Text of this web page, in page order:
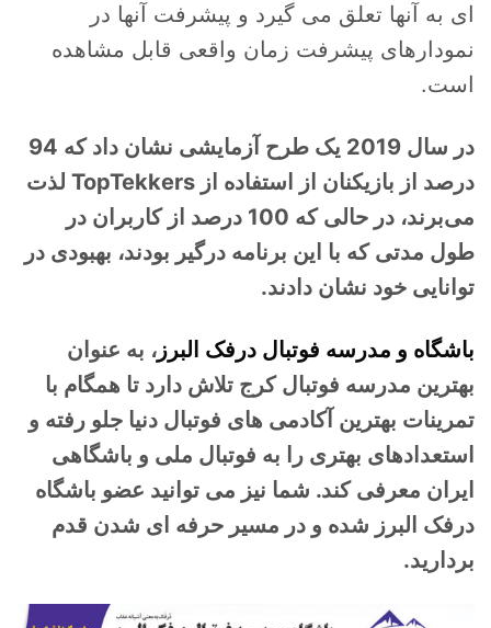
ای به آنها تعلق می گیرد و پیشرفت آنها در
نمودارهای پیشرفت زمان واقعی قابل مشاهده
است.
در سال 2019 یک طرح آزمایشی نشان داد که 94
درصد از بازیکنان از استفاده از TopTekkers لذت
می‌برند، در حالی که 100 درصد از کاربران در
طول مدتی که با این برنامه درگیر بودند، بهبودی در
توانایی خود نشان دادند.
باشگاه و مدرسه فوتبال درفک البرز، به عنوان
بهترین مدرسه فوتبال کرج تلاش دارد تا همگام با
تمرینات بهترین آکادمی های فوتبال دنیا جلو رفته و
استعدادهای بهتری را به فوتبال ملی و باشگاهی
ایران معرفی کند. شما نیز می توانید عضو باشگاه
درفک البرز شده و در مسیر حرفه ای شدن قدم
بردارید.